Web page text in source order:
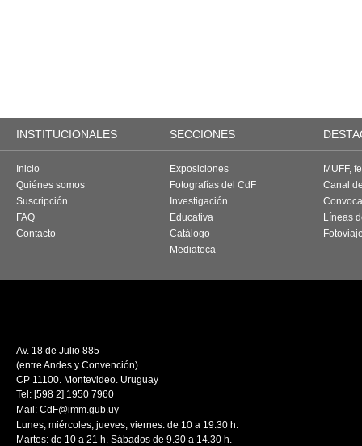
INSTITUCIONALES SECCIONES
Inicio
Quiénes somos
Suscripción
FAQ
Contacto
Exposiciones
Fotografías del CdF
Investigación
Educativa
Catálogo
Mediateca
MUFF,
Canal
Líneas
Av. 18 de Julio 885
(entre Andes y Convención)
CP 11100. Montevideo. Uruguay
Tel: [598 2] 1950 7960
Mail: CdF@imm.gub.uy
Lunes, miércoles, jueves, viernes: de 10 a 19.30 h.
Martes: de 10 a 21 h. Sábados de 9.30 a 14.30 h.